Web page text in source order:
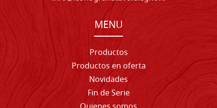
MENU
Productos
Productos en oferta
Novidades
Fin de Serie